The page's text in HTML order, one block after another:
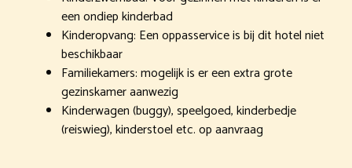
een ondiep kinderbad
Kinderopvang: Een oppasservice is bij dit hotel niet
beschikbaar
Familiekamers: mogelijk is er een extra grote
gezinskamer aanwezig
Kinderwagen (buggy), speelgoed, kinderbedje
(reiswieg), kinderstoel etc. op aanvraag